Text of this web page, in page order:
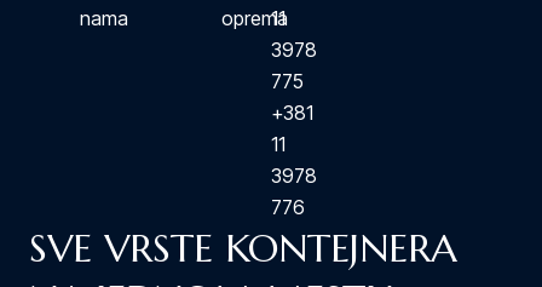
nama
oprema
11
3978
775
+381
11
3978
776
SVE VRSTE KONTEJNERA